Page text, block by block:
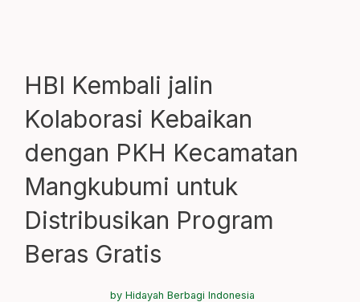
HBI Kembali jalin
Kolaborasi Kebaikan
dengan PKH Kecamatan
Mangkubumi untuk
Distribusikan Program
Beras Gratis
by Hidayah Berbagi Indonesia